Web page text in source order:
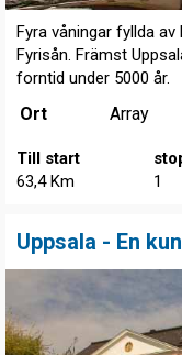
Fyra våningar fyllda
Fyrisån. Främst
forntid under 5000 år.
Ort Array
Till start
63,4 Km
1
Uppsala - En